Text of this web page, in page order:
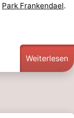
Park Frankendael.
Weiterlesen